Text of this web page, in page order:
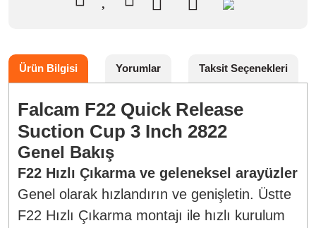
Ürün Bilgisi Yorumlar Taksit Seçenekleri
Falcam F22 Quick Release
Suction Cup 3 Inch 2822
Genel Bakış
F22 Hızlı Çıkarma ve geleneksel arayüzler
Genel olarak hızlandırın ve genişletin. Üstte
F22 Hızlı Çıkarma montajı ile hızlı kurulum